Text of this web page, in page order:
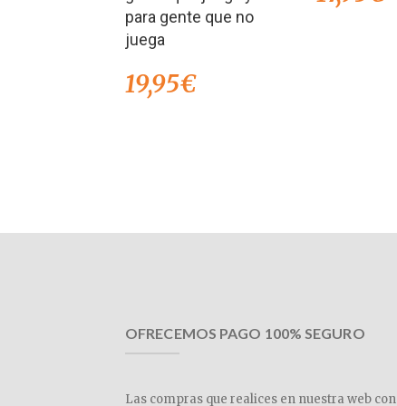
para gente que no
juega
19,95€
OFRECEMOS PAGO 100% SEGURO
Las compras que realices en nuestra web con